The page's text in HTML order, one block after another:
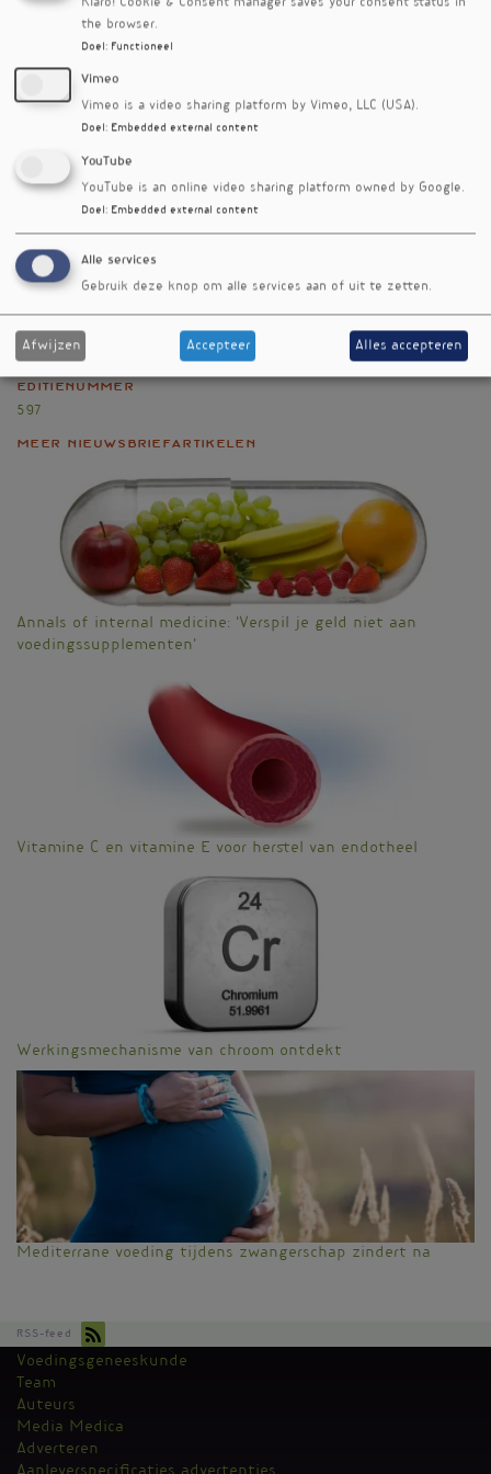
deze aanpak veilig en effectief kan werken in
klinische toepassingen
Referenties
Prakash P, Manchanda P, Paouri E, et al. Amyloid-β
induces lipid droplet-mediated microglial dysfunction via
juni 2025;58(6):1536-1552.e8.
Rubriek
Onderzoek
Auteur
Andrea van Vuuren
Editienummer
597
Meer nieuwsbriefartikelen
Annals of internal medicine: 'Verspil je geld niet aan
voedingssupplementen'
Vitamine C en vitamine E voor herstel van endotheel
Werkingsmechanisme van chroom ontdekt
Mediterrane voeding tijdens zwangerschap zindert na
RSS-feed
Kantoormenu
Voedingsgeneeskunde
Team
Auteurs
Media Medica
Adverteren
Klaro! Cookie & Consent manager saves your consent status in
the browser.
Doel : Functioneel
Vimeo
Vimeo is a video sharing platform by Vimeo, LLC (USA).
Doel : Embedded external content
YouTube
YouTube is an online video sharing platform owned by Google.
Doel : Embedded external content
Alle services
Gebruik deze knop om alle services aan of uit te zetten.
Afwijzen Accepteer Alles accepteren